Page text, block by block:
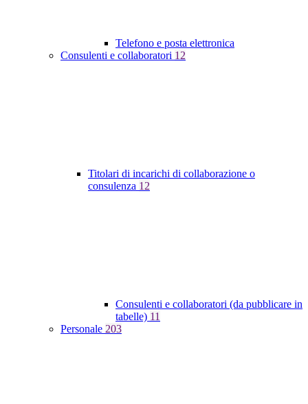
Telefono e posta elettronica
Consulenti e collaboratori 12
Titolari di incarichi di collaborazione o
consulenza 12
Consulenti e collaboratori (da pubblicare in
tabelle) 11
Personale 203